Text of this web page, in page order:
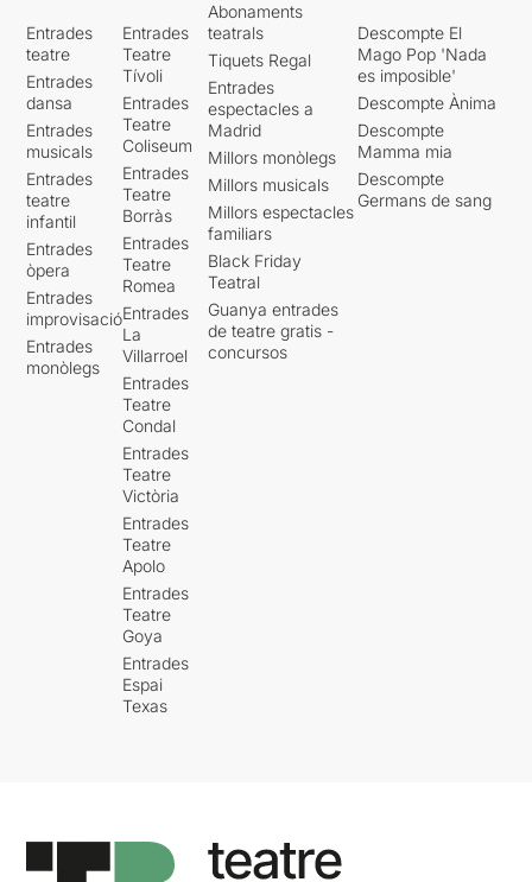
Entrades
teatre
Entrades
dansa
Entrades
musicals
Entrades
teatre
infantil
Entrades
òpera
Entrades
improvisació
Entrades
monòlegs
Entrades
Teatre
Tívoli
Entrades
Teatre
Coliseum
Entrades
Teatre
Borràs
Entrades
Teatre
Romea
Entrades
La
Villarroel
Entrades
Teatre
Condal
Entrades
Teatre
Victòria
Entrades
Teatre
Apolo
Entrades
Teatre
Goya
Entrades
Espai
Texas
Abonaments
teatrals
Tiquets Regal
Entrades
espectacles a
Madrid
Millors monòlegs
Millors musicals
Millors espectacles
familiars
Black Friday
Teatral
Guanya entrades
de teatre gratis -
concursos
Descompte El
Mago Pop 'Nada
es imposible'
Descompte Ànima
Descompte
Mamma mia
Descompte
Germans de sang